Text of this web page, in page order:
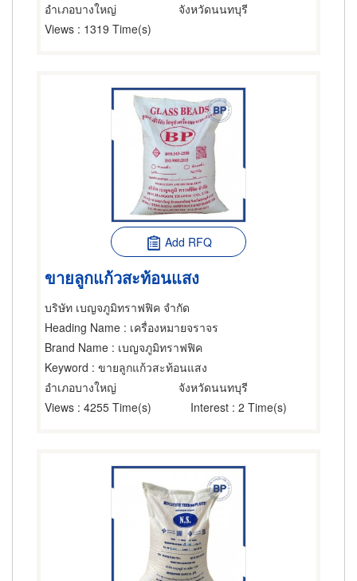
อำเภอบางใหญ่
จังหวัดนนทบุรี
Views : 1319 Time(s)
Add RFQ
ขายลูกแก้วสะท้อนแสง
บริษัท เบญจภูมิทราฟฟิค จำกัด
Heading Name : เครื่องหมายจราจร
Brand Name : เบญจภูมิทราฟฟิค
Keyword : ขายลูกแก้วสะท้อนแสง
อำเภอบางใหญ่
จังหวัดนนทบุรี
Views : 4255 Time(s) Interest : 2 Time(s)